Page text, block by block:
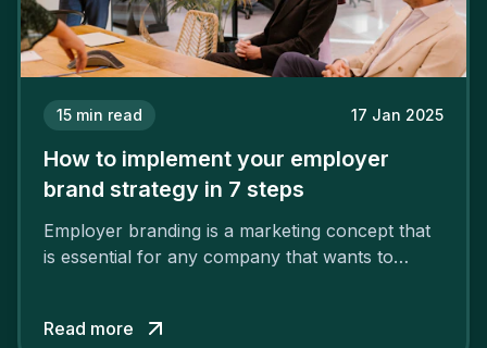
15 min read 17 Jan 2025
How to implement your employer
brand strategy in 7 steps
Employer branding is a marketing concept that
is essential for any company that wants to
solid and positive employer brand are clear, you
Read more